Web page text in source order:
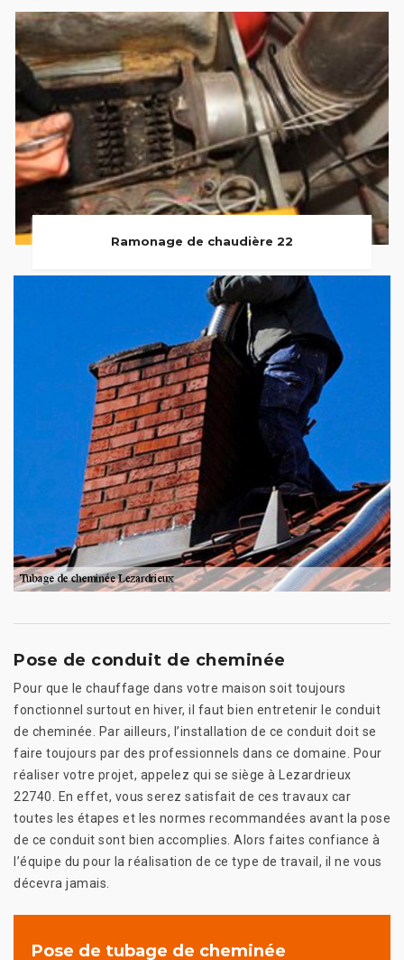
Ramonage de chaudière 22
Pose de conduit de cheminée
Pour que le chauffage dans votre maison soit toujours
fonctionnel surtout en hiver, il faut bien entretenir le conduit
de cheminée. Par ailleurs, l’installation de ce conduit doit se
faire toujours par des professionnels dans ce domaine. Pour
réaliser votre projet, appelez qui se siège à Lezardrieux
22740. En effet, vous serez satisfait de ces travaux car
toutes les étapes et les normes recommandées avant la pose
de ce conduit sont bien accomplies. Alors faites confiance à
l’équipe du pour la réalisation de ce type de travail, il ne vous
décevra jamais.
Pose de tubage de cheminée